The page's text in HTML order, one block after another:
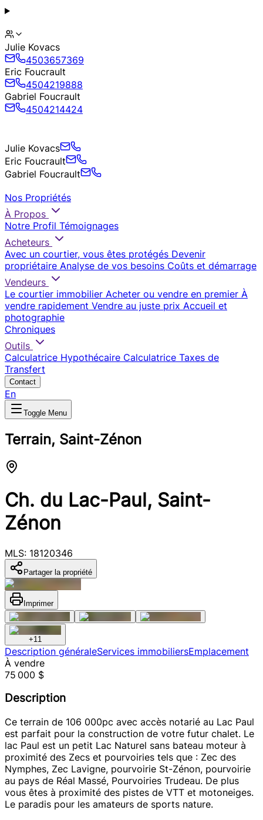
Julie Kovacs
4503657369
Eric Foucrault
4504219888
Gabriel Foucrault
4504214424
Julie Kovacs
Eric Foucrault
Gabriel Foucrault
Nos Propriétés
À Propos
Notre Profil Témoignages
Acheteurs
Avec un courtier, vous êtes protégés Devenir
propriétaire Analyse de vos besoins Coûts et démarrage
Vendeurs
Le courtier immobilier Acheter ou vendre en premier À
vendre rapidement Vendre au juste prix Accueil et
photographie
Chroniques
Outils
Calculatrice Hypothécaire Calculatrice Taxes de
Transfert
Contact
En
Toggle Menu
Terrain, Saint-Zénon
Ch. du Lac-Paul, Saint-
Zénon
MLS: 18120346
Partager la propriété
Imprimer
+11
Description généraleServices immobiliersEmplacement
À vendre
75 000 $
Description
Ce terrain de 106 000pc avec accès notarié au Lac Paul
est parfait pour la construction de votre futur chalet. Le
lac Paul est un petit Lac Naturel sans bateau moteur à
proximité des Zecs et pourvoiries tels que : Zec des
Nymphes, Zec Lavigne, pourvoirie St-Zénon, pourvoirie
au pays de Réal Massé, Pourvoiries Trudeau. De plus
vous êtes à proximité des pistes de VTT et motoneiges.
Le paradis pour les amateurs de sports nature.